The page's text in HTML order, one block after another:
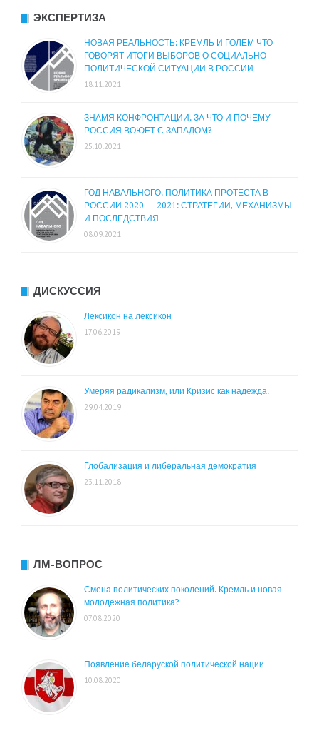
ЭКСПЕРТИЗА
НОВАЯ РЕАЛЬНОСТЬ: КРЕМЛЬ И ГОЛЕМ ЧТО
ГОВОРЯТ ИТОГИ ВЫБОРОВ О СОЦИАЛЬНО-
ПОЛИТИЧЕСКОЙ СИТУАЦИИ В РОССИИ
18.11.2021
ЗНАМЯ КОНФРОНТАЦИИ. ЗА ЧТО И ПОЧЕМУ
РОССИЯ ВОЮЕТ С ЗАПАДОМ?
25.10.2021
ГОД НАВАЛЬНОГО. ПОЛИТИКА ПРОТЕСТА В
РОССИИ 2020 — 2021: СТРАТЕГИИ, МЕХАНИЗМЫ
И ПОСЛЕДСТВИЯ
08.09.2021
ДИСКУССИЯ
Лексикон на лексикон
17.06.2019
Умеряя радикализм, или Кризис как надежда.
29.04.2019
Глобализация и либеральная демократия
23.11.2018
ЛМ-ВОПРОС
Смена политических поколений. Кремль и новая
молодежная политика?
07.08.2020
Появление беларуской политической нации
10.08.2020